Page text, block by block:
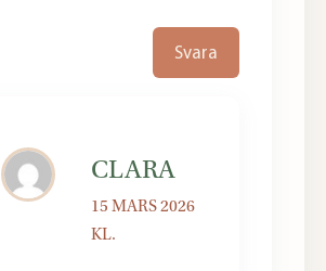
Svara
CLARA
15 MARS 2026
KL.